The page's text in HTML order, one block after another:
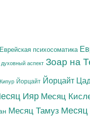
Еврейская психосоматика
аспект Зоар на
Йорцайт Йорцайт
Ияр Месяц
Месяц Тамуз Месяц